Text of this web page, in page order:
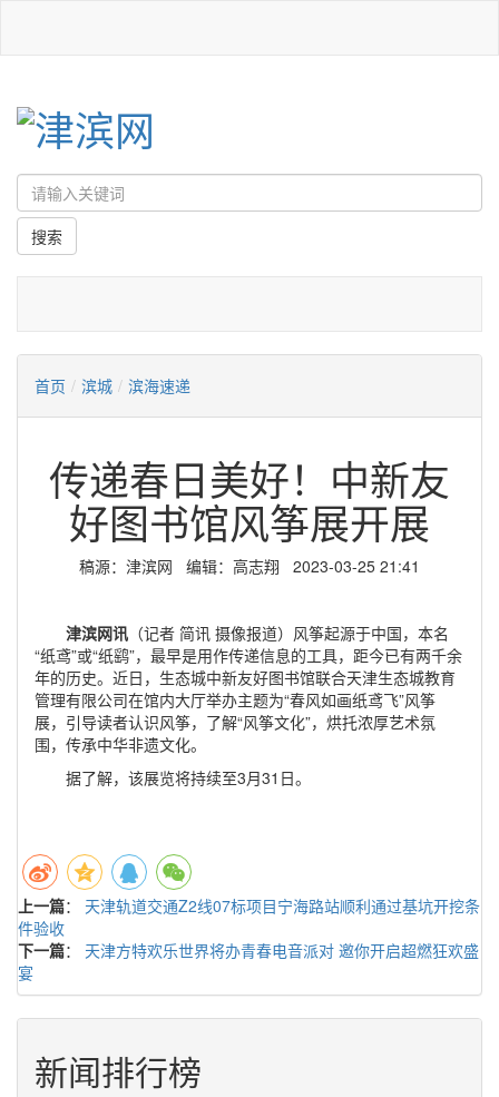
首页 / 滨城 / 滨海速递
传递春日美好！中新友
好图书馆风筝展开展
稿源：津滨网 编辑：高志翔 2023-03-25 21:41
津滨网讯 （记者 简讯 摄像报道）风筝起源于中国，本名
“纸鸢”或“纸鹞”，最早是用作传递信息的工具，距今已有两千余
年的历史。近日，生态城中新友好图书馆联合天津生态城教育
管理有限公司在馆内大厅举办主题为“春风如画纸鸢飞”风筝
展，引导读者认识风筝，了解“风筝文化”，烘托浓厚艺术氛
围，传承中华非遗文化。
据了解，该展览将持续至3月31日。
上一篇： 天津轨道交通Z2线07标项目宁海路站顺利通过基坑开挖条
件验收
下一篇： 天津方特欢乐世界将办青春电音派对 邀你开启超燃狂欢盛
宴
新闻排行榜